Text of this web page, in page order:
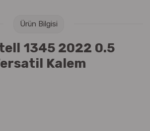
Ürün Bilgisi
1345 2022 0.5
Kalem